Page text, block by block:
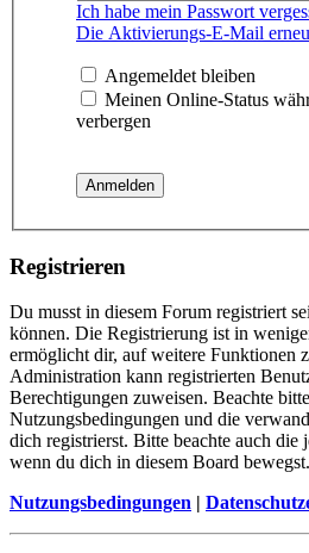
Ich habe mein Passwort
Die Aktivierungs-E-Mail
Angemeldet bleiben
Meinen Online-Status
verbergen
Registrieren
Du musst in diesem Forum registriert
können. Die Registrierung ist in
ermöglicht dir, auf weitere Funktionen
Administration kann registrierten
Berechtigungen zuweisen. Beachte
Nutzungsbedingungen und die
dich registrierst. Bitte beachte auch die
wenn du dich in diesem Board bewegst.
Nutzungsbedingungen |